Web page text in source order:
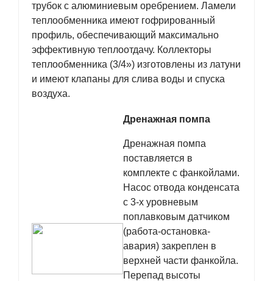
трубок с алюминиевым оребрением. Ламели
теплообменника имеют гофрированный
профиль, обеспечивающий максимально
эффективную теплоотдачу. Коллекторы
теплообменника (3/4») изготовлены из латуни
и имеют клапаны для слива воды и спуска
воздуха.
Дренажная помпа
Дренажная помпа
поставляется в
комплекте с фанкойлами.
Насос отвода конденсата
с 3-х уровневым
поплавковым датчиком
(работа-остановка-
авария) закреплен в
верхней части фанкойла.
Перепад высоты